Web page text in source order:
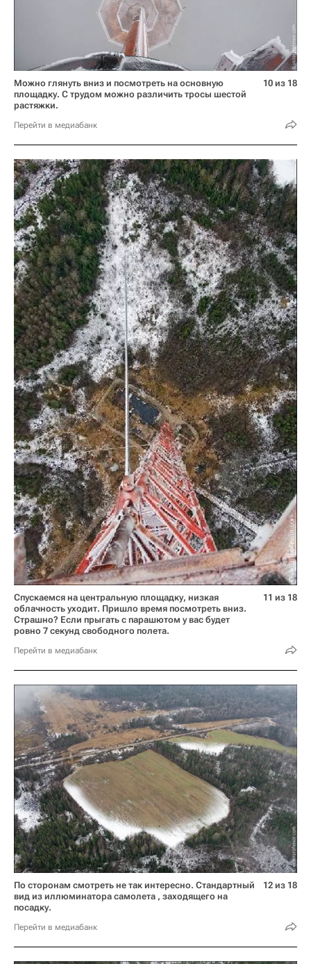
Можно глянуть вниз и посмотреть на основную
площадку. С трудом можно различить тросы шестой
растяжки.
Перейти в медиабанк
10 из 18
Спускаемся на центральную площадку, низкая
облачность уходит. Пришло время посмотреть вниз.
Страшно? Если прыгать с парашютом у вас будет
ровно 7 секунд свободного полета.
Перейти в медиабанк
11 из 18
По сторонам смотреть не так интересно. Стандартный
вид из иллюминатора самолета , заходящего на
посадку.
Перейти в медиабанк
12 из 18